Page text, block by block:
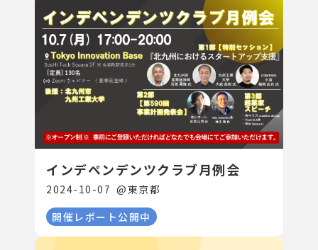
インデペンデンツクラブ月例会
2024-10-07 @東京都
開催レポート公開中